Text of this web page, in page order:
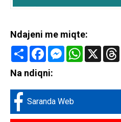
Ndajeni me miqte:
Share FacebookMessenger
WhatsApp
X
Na ndiqni:
Saranda Web